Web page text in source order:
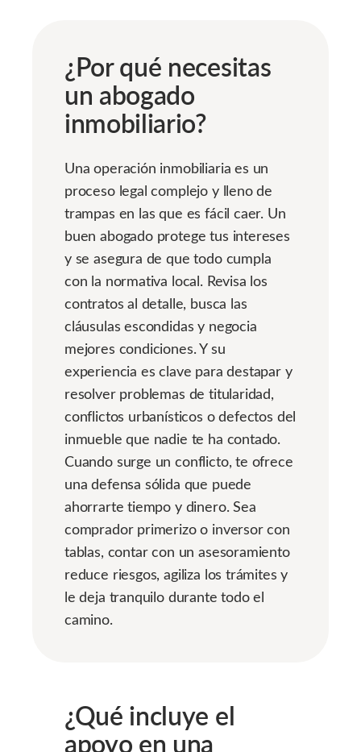
¿Por qué necesitas
un abogado
inmobiliario?
Una operación inmobiliaria es un
proceso legal complejo y lleno de
trampas en las que es fácil caer. Un
buen abogado protege tus intereses
y se asegura de que todo cumpla
con la normativa local. Revisa los
contratos al detalle, busca las
cláusulas escondidas y negocia
mejores condiciones. Y su
experiencia es clave para destapar y
resolver problemas de titularidad,
conflictos urbanísticos o defectos del
inmueble que nadie te ha contado.
Cuando surge un conflicto, te ofrece
una defensa sólida que puede
ahorrarte tiempo y dinero. Sea
comprador primerizo o inversor con
tablas, contar con un asesoramiento
reduce riesgos, agiliza los trámites y
le deja tranquilo durante todo el
camino.
¿Qué incluye el
apoyo en una